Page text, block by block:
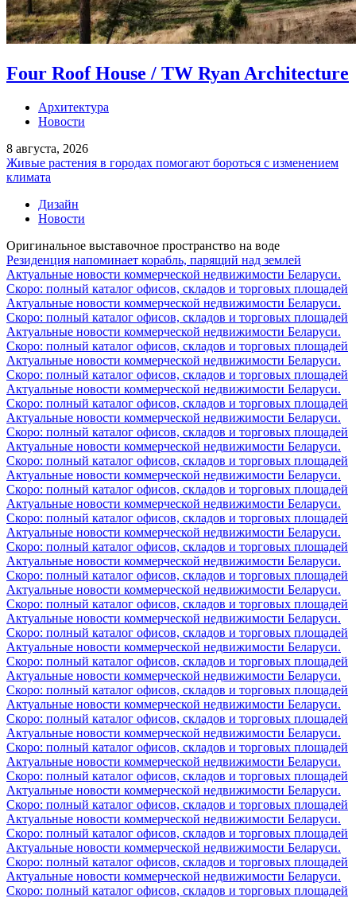
Four Roof House / TW Ryan Architecture
Архитектура
Новости
8 августа, 2026
Живые растения в городах помогают бороться с изменением
климата
Дизайн
Новости
Оригинальное выставочное пространство на воде
Резиденция напоминает корабль, парящий над землей
Актуальные новости коммерческой недвижимости Беларуси.
Скоро: полный каталог офисов, складов и торговых площадей
Актуальные новости коммерческой недвижимости Беларуси.
Скоро: полный каталог офисов, складов и торговых площадей
Актуальные новости коммерческой недвижимости Беларуси.
Скоро: полный каталог офисов, складов и торговых площадей
Актуальные новости коммерческой недвижимости Беларуси.
Скоро: полный каталог офисов, складов и торговых площадей
Актуальные новости коммерческой недвижимости Беларуси.
Скоро: полный каталог офисов, складов и торговых площадей
Актуальные новости коммерческой недвижимости Беларуси.
Скоро: полный каталог офисов, складов и торговых площадей
Актуальные новости коммерческой недвижимости Беларуси.
Скоро: полный каталог офисов, складов и торговых площадей
Актуальные новости коммерческой недвижимости Беларуси.
Скоро: полный каталог офисов, складов и торговых площадей
Актуальные новости коммерческой недвижимости Беларуси.
Скоро: полный каталог офисов, складов и торговых площадей
Актуальные новости коммерческой недвижимости Беларуси.
Скоро: полный каталог офисов, складов и торговых площадей
Актуальные новости коммерческой недвижимости Беларуси.
Скоро: полный каталог офисов, складов и торговых площадей
Актуальные новости коммерческой недвижимости Беларуси.
Скоро: полный каталог офисов, складов и торговых площадей
Актуальные новости коммерческой недвижимости Беларуси.
Скоро: полный каталог офисов, складов и торговых площадей
Актуальные новости коммерческой недвижимости Беларуси.
Скоро: полный каталог офисов, складов и торговых площадей
Актуальные новости коммерческой недвижимости Беларуси.
Скоро: полный каталог офисов, складов и торговых площадей
Актуальные новости коммерческой недвижимости Беларуси.
Скоро: полный каталог офисов, складов и торговых площадей
Актуальные новости коммерческой недвижимости Беларуси.
Скоро: полный каталог офисов, складов и торговых площадей
Актуальные новости коммерческой недвижимости Беларуси.
Скоро: полный каталог офисов, складов и торговых площадей
Актуальные новости коммерческой недвижимости Беларуси.
Скоро: полный каталог офисов, складов и торговых площадей
Актуальные новости коммерческой недвижимости Беларуси.
Скоро: полный каталог офисов, складов и торговых площадей
Актуальные новости коммерческой недвижимости Беларуси.
Скоро: полный каталог офисов, складов и торговых площадей
Актуальные новости коммерческой недвижимости Беларуси.
Скоро: полный каталог офисов, складов и торговых площадей